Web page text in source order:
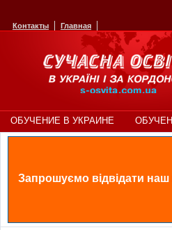
Контакты Главная
ОБУЧЕНИЕ В УКРАИНЕ
Запрошуємо відвідати